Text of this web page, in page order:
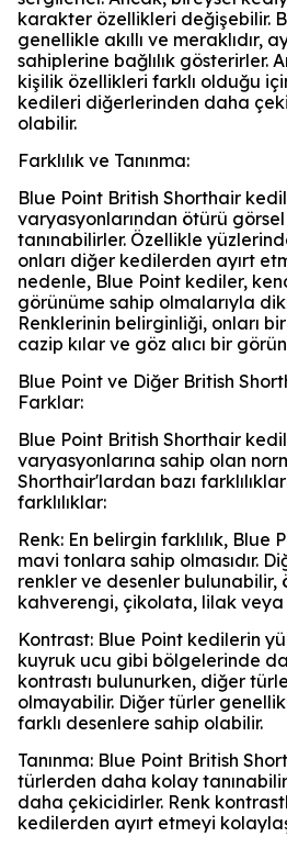
karakter özellikleri değişebilir.
genellikle akıllı ve meraklıdır,
sahiplerine bağlılık gösterirler.
kişilik özellikleri farklı olduğu
kedileri diğerlerinden daha
olabilir.
Farklılık ve Tanınma:
Blue Point British Shorthair
varyasyonlarından ötürü
tanınabilirler. Özellikle
onları diğer kedilerden ayırt
nedenle, Blue Point kediler,
görünüme sahip olmalarıyla
Renklerinin belirginliği, onları
cazip kılar ve göz alıcı bir
Blue Point ve Diğer British
Farklar:
Blue Point British Shorthair
varyasyonlarına sahip olan
Shorthair'lardan bazı
farklılıklar:
Renk: En belirgin farklılık,
mavi tonlara sahip olmasıdır.
renkler ve desenler bulunabilir,
kahverengi, çikolata, lilak
Kontrast: Blue Point kedilerin
kuyruk ucu gibi bölgelerinde
kontrastı bulunurken, diğer
olmayabilir. Diğer türler
farklı desenlere sahip olabilir.
Tanınma: Blue Point British
türlerden daha kolay
daha çekicidirler. Renk
kedilerden ayırt etmeyi